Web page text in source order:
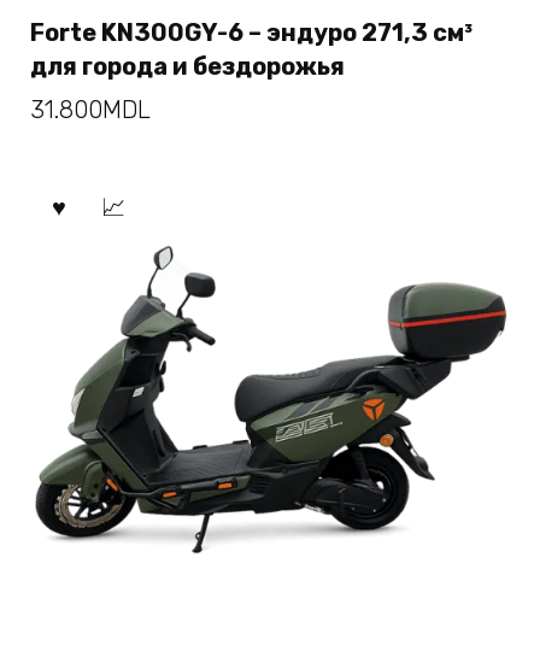
Forte KN300GY-6 – эндуро 271,3 см³
для города и бездорожья
31.800MDL